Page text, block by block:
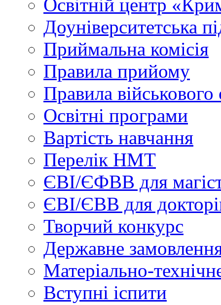
Освітній центр
Доуніверситетська
Приймальна комісія
Правила прийому
Правила військового
Освітні програми
Вартість навчання
Перелік НМТ
ЄВІ/ЄФВВ для
ЄВІ/ЄВВ для
Творчий конкурс
Державне
Матеріально-
Вступні іспити